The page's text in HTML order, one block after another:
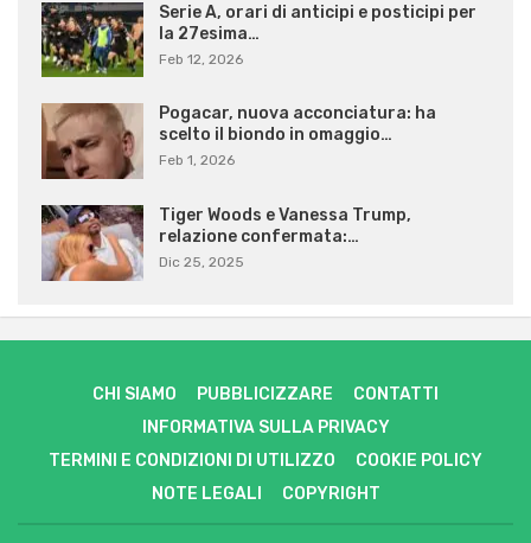
Serie A, orari di anticipi e posticipi per
la 27esima…
Feb 12, 2026
Pogacar, nuova acconciatura: ha
scelto il biondo in omaggio…
Feb 1, 2026
Tiger Woods e Vanessa Trump,
relazione confermata:…
Dic 25, 2025
CHI SIAMO PUBBLICIZZARE
CONTATTI
INFORMATIVA SULLA PRIVACY
TERMINI E CONDIZIONI DI UTILIZZO
COOKIE POLICY
NOTE LEGALI
COPYRIGHT